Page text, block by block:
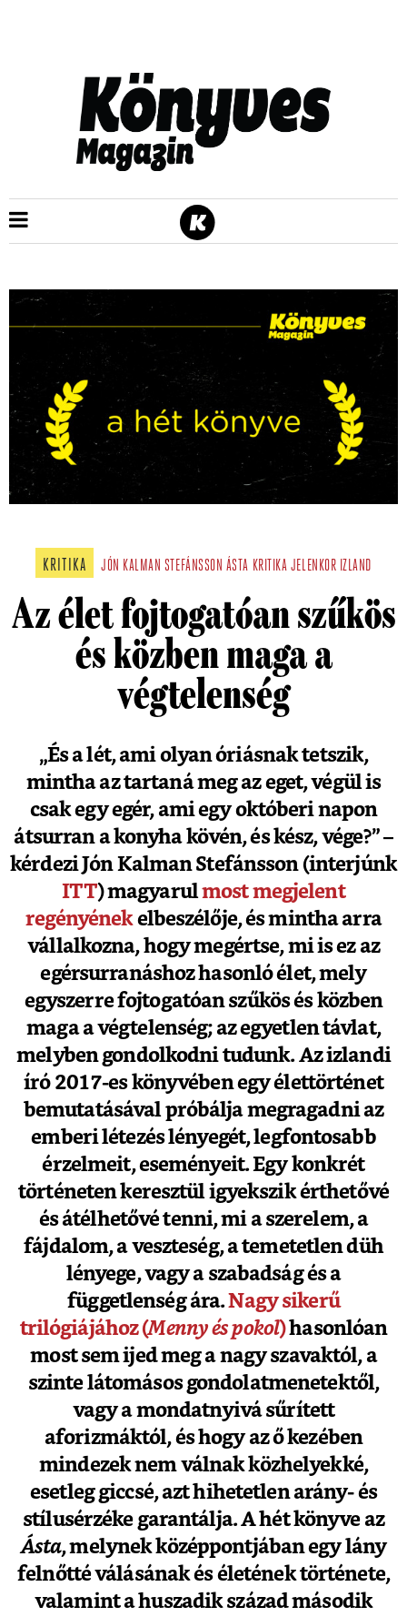
KRITIKA JÓN KALMAN STEFÁNSSON ÁSTA KRITIKA JELENKOR IZLAND
Az élet fojtogatóan szűkös
és közben maga a
végtelenség
„És a lét, ami olyan óriásnak tetszik,
mintha az tartaná meg az eget, végül is
csak egy egér, ami egy októberi napon
átsurran a konyha kövén, és kész, vége?” –
kérdezi Jón Kalman Stefánsson (interjúnk
ITT) magyarulmost megjelent
regényénekelbeszélője, és mintha arra
vállalkozna, hogy megértse, mi is ez az
egérsurranáshoz hasonló élet, mely
egyszerre fojtogatóan szűkös és közben
maga a végtelenség; az egyetlen távlat,
melyben gondolkodni tudunk. Az izlandi
író 2017-es könyvében egy élettörténet
bemutatásával próbálja megragadni az
emberi létezés lényegét, legfontosabb
érzelmeit, eseményeit. Egy konkrét
történeten keresztül igyekszik érthetővé
és átélhetővé tenni, mi a szerelem, a
fájdalom, a veszteség, a temetetlen düh
lényege, vagy a szabadság és a
függetlenség ára.Nagy sikerű
trilógiájához (Menny és pokol)hasonlóan
most sem ijed meg a nagy szavaktól, a
szinte látomásos gondolatmenetektől,
vagy a mondatnyivá sűrített
aforizmáktól, és hogy az ő kezében
mindezek nem válnak közhelyekké,
esetleg giccsé, azt hihetetlen arány- és
stílusérzéke garantálja. A hét könyve az
Ásta, melynek középpontjában egy lány
felnőtté válásának és életének története,
valamint a huszadik század második